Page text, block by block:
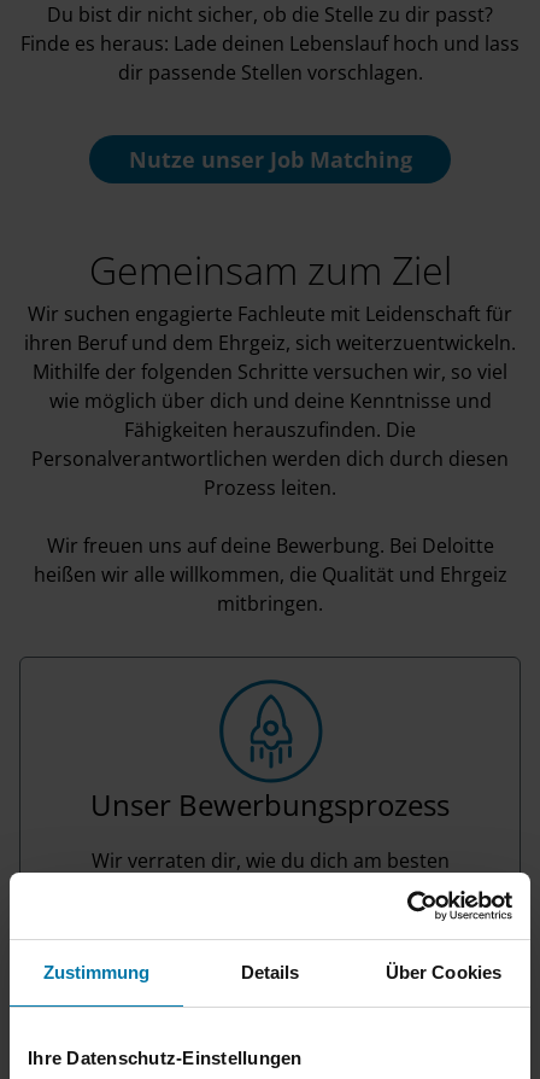
Zustimmung Details Über Cookies
Ihre Datenschutz-Einstellungen
Du bist dir nicht sicher, ob die Stelle zu dir passt?
Finde es heraus: Lade deinen Lebenslauf hoch und lass
dir passende Stellen vorschlagen.
Nutze unserJob Matching
Gemeinsam zum Ziel
Wir suchen engagierte Fachleute mit Leidenschaft für
ihren Beruf und dem Ehrgeiz, sich weiterzuentwickeln.
Mithilfe der folgenden Schritte versuchen wir, so viel
wie möglich über dich und deine Kenntnisse und
Fähigkeiten herauszufinden. Die
Personalverantwortlichen werden dich durch diesen
Prozess leiten.
Wir freuen uns auf deine Bewerbung. Bei Deloitte
heißen wir alle willkommen, die Qualität und Ehrgeiz
mitbringen.
Unser Bewerbungsprozess
Wir verraten dir, wie du dich am besten
vorbereiten und was du bei deiner Bewerbung
Erfahre hier mehr